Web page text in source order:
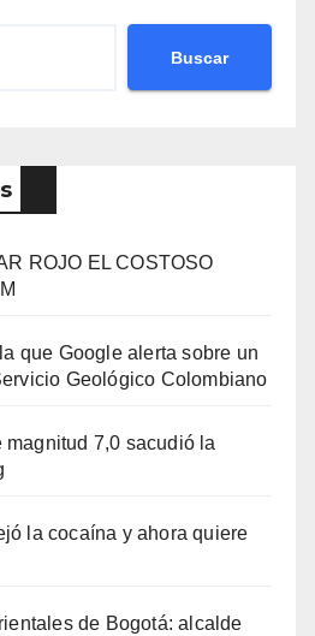
Buscar
ROJO EL COSTOSO
que Google alerta sobre un
Geológico Colombiano
magnitud 7,0 sacudió la
la cocaína y ahora quiere
de Bogotá: alcalde